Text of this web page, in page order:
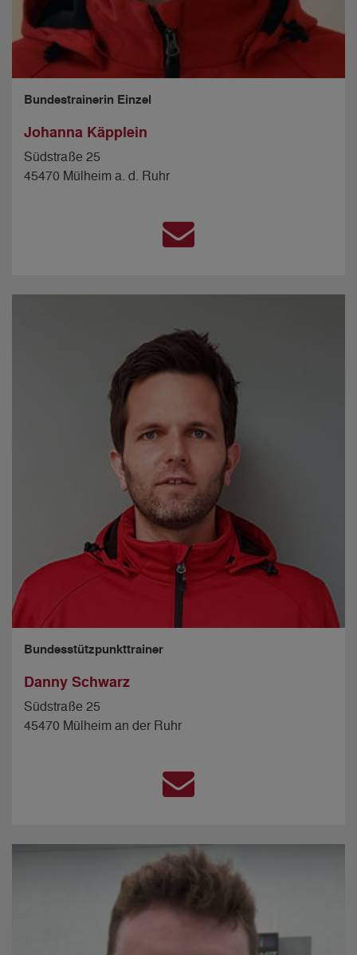
Bundestrainerin Einzel
Johanna Käpplein
Südstraße 25
45470 Mülheim a. d. Ruhr
Bundesstützpunkttrainer
Danny Schwarz
Südstraße 25
45470 Mülheim an der Ruhr